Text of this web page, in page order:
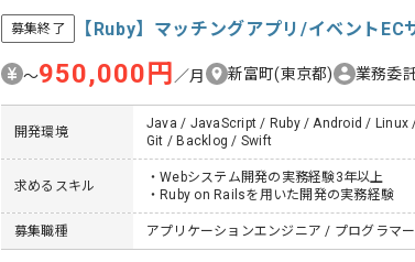
募集終了 【Ruby】マッチングアプリ/イベント
〜950,000円 ／月 新富町(東京都) 業務委
開発環境
Java / JavaScript / Ruby / Android /
Git / Backlog / Swift
求めるスキル
・Webシステム開発の実務経験3年以上
・Ruby on Railsを用いた開発の実務経験
募集職種 アプリケーションエンジニア / プログラマー